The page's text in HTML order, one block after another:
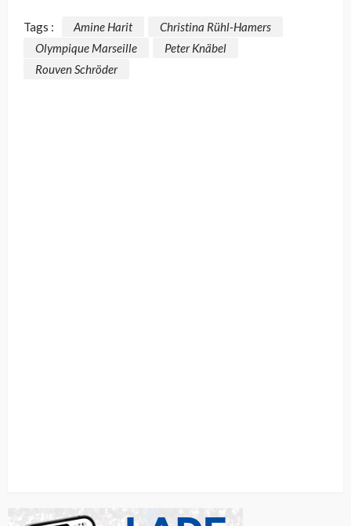
Tags : Amine Harit
Christina Rühl-Hamers
Olympique Marseille
Peter Knäbel
Rouven Schröder